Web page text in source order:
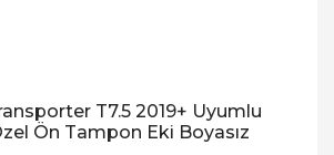
T7.5 2019+ Uyumlu
Ön Tampon Eki Boyasız